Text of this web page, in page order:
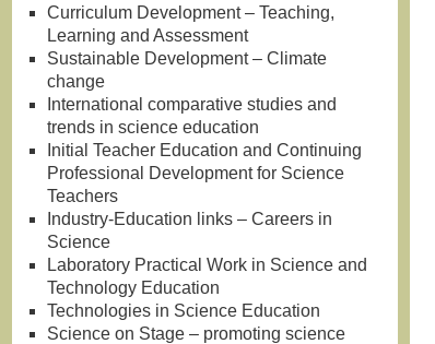
Curriculum Development – Teaching,
Learning and Assessment
Sustainable Development – Climate
change
International comparative studies and
trends in science education
Initial Teacher Education and Continuing
Professional Development for Science
Teachers
Industry-Education links – Careers in
Science
Laboratory Practical Work in Science and
Technology Education
Technologies in Science Education
Science on Stage – promoting science